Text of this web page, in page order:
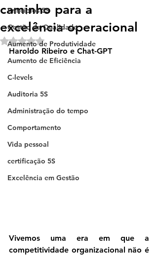
Princípios 5S
Gestão da Qualidade
Aumento de Produtividade
Aumento de Eficiência
C-levels
Auditoria 5S
Administração do tempo
Comportamento
Vida pessoal
certificação 5S
Excelência em Gestão
caminho para a
excelência operacional
Avaliado com NaN de 5 estrelas.
Haroldo Ribeiro e Chat-GPT
Vivemos uma era em que a
competitividade organizacional não é